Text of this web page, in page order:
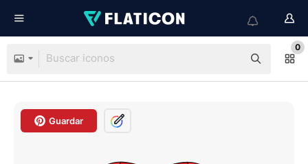
0
Guardar